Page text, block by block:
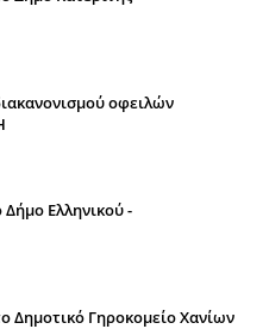
οφειλών
Ελληνικού -
Δημοτικό Γηροκομείο Χανίων